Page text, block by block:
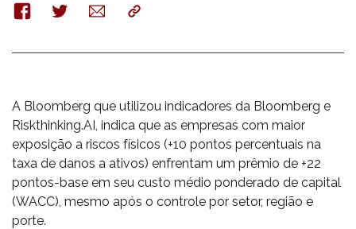
FacebookTwitterE-
mail
Copy
A Bloomberg que utilizou indicadores da Bloomberg e
Riskthinking.AI, indica que as empresas com maior
exposição a riscos físicos (+10 pontos percentuais na
taxa de danos a ativos) enfrentam um prêmio de +22
pontos-base em seu custo médio ponderado de capital
(WACC), mesmo após o controle por setor, região e
porte.